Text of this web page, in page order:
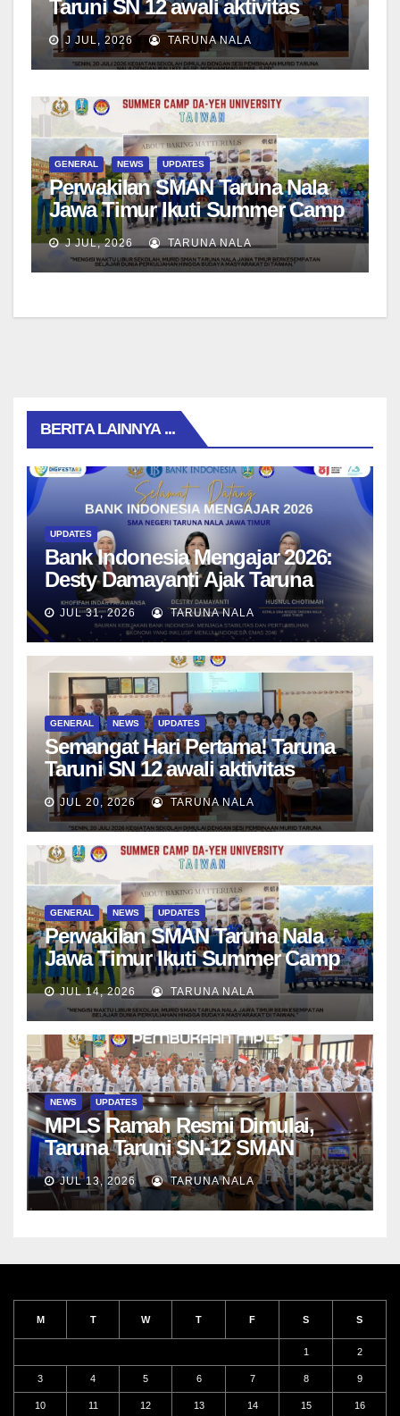
Taruni SN 12 awali aktivitas
bersama Wali Kelas dan Tes
Asesmen Diagnostik
J JUL, 2026 TARUNA NALA
GENERAL NEWS UPDATES
Perwakilan SMAN Taruna Nala
Jawa Timur Ikuti Summer Camp
di Da-Yeh University, Taiwan
J JUL, 2026 TARUNA NALA
BERITA LAINNYA ...
UPDATES
Bank Indonesia Mengajar 2026:
Desty Damayanti Ajak Taruna
SMAN Taruna Nala Jawa Timur
Menjadi Generasi Pemimpin
Berwawasan Global
JUL 31, 2026 TARUNA NALA
GENERAL NEWS UPDATES
Semangat Hari Pertama! Taruna
Taruni SN 12 awali aktivitas
bersama Wali Kelas dan Tes
Asesmen Diagnostik
JUL 20, 2026 TARUNA NALA
GENERAL NEWS UPDATES
Perwakilan SMAN Taruna Nala
Jawa Timur Ikuti Summer Camp
di Da-Yeh University, Taiwan
JUL 14, 2026 TARUNA NALA
NEWS UPDATES
MPLS Ramah Resmi Dimulai,
Taruna Taruni SN-12 SMAN
Taruna Nala Jawa Timur Siap
Menjalani Tahun Ajaran Baru
JUL 13, 2026 TARUNA NALA
M T W T F S S
1 2
3 4 5 6 7 8 9
10 11 12 13 14 15 16